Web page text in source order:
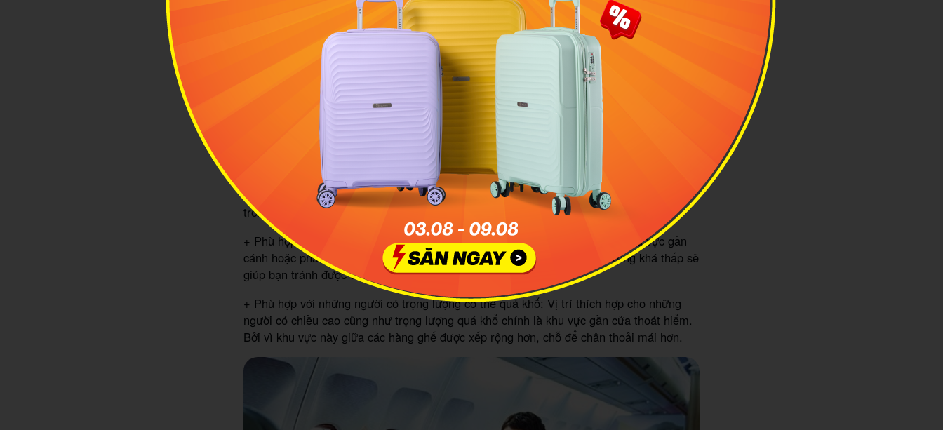
- Việc lựa chọn vị trí chỗ ngồi trên máy bay còn phải dựa trên một vài yếu tố như:
+ Phù hợp với túi tiền:
· Thông thường, phần lớn hành khách sẽ chọn hạng ghế Economy Class cho các chuyến
bay ngắn trong nội địa.
· Nếu bạn là một người thành đạt, có mức tài chính cao thì bạn có thể chọn cho mình
hạng ghế First Class hoặc Business Class để trải nghiệm sự tiện nghi, thoải mái hơn
trong mỗi chuyến bay.
+ Phù hợp với nhu cầu bản thân: Bạn nên chọn cho mình vị trí ghế ngồi ở khu vực gần
cánh hoặc phần thân máy bay, vì ở khu vực này hạn chế tiếng ồn và độ rung khá thấp sẽ
giúp bạn tránh được tình trạng “say”.
+ Phù hợp với những người có trọng lượng cơ thể quá khổ: Vị trí thích hợp cho những
người có chiều cao cũng như trọng lượng quá khổ chính là khu vực gần cửa thoát hiểm.
Bởi vì khu vực này giữa các hàng ghế được xếp rộng hơn, chỗ để chân thoải mái hơn.